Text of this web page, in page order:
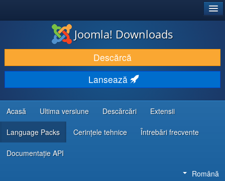
DESCARCĂ & ȘI EXTINDE
DESCOPERĂ & ÎNVAȚĂ
COMUNITATE & SUPORT
RESURSE DEZVOLTATORI
Joomla! Downloads
Descărcă
Lansează
Acasă Ultima versiune Descărcări Extensii
Language Packs Cerințele tehnice Întrebări frecvente
Documentaţie API
Română